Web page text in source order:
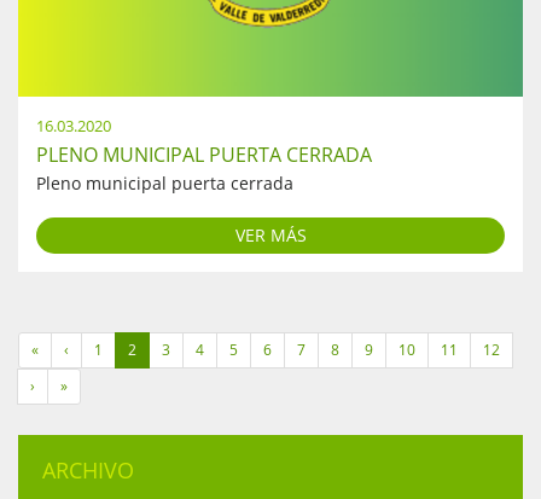
16.03.2020
PLENO MUNICIPAL PUERTA CERRADA
Pleno municipal puerta cerrada
VER MÁS
« ‹ 1 2 3 4 5 6 7 8 9 10 11
12
›
»
ARCHIVO